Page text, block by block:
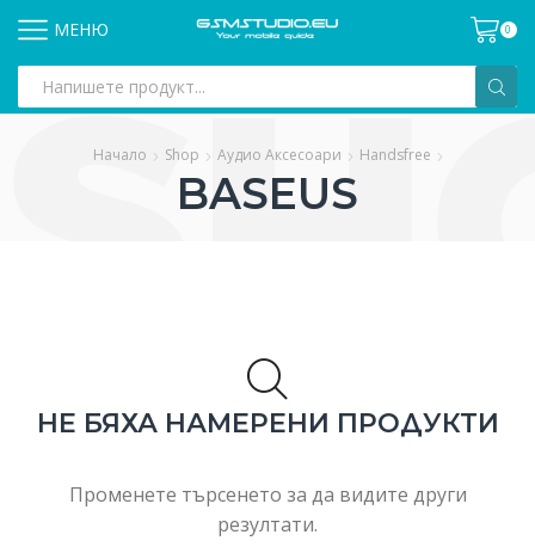
МЕНЮ 0
input
Начало Shop Аудио Аксесоари Handsfree
BASEUS
НЕ БЯХА НАМЕРЕНИ ПРОДУКТИ
Променете търсенето за да видите други
резултати.